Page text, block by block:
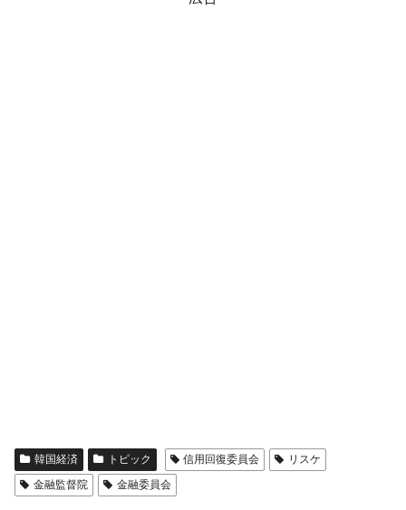
韓国経済 トピック 信用回復委員会
リスケ
金融監督院
金融委員会